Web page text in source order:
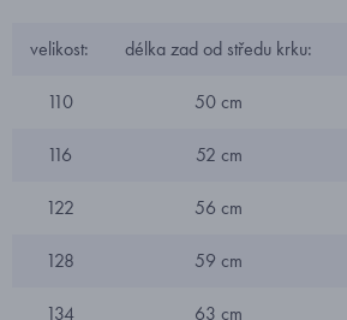
velikost: délka zad od středu krku:
110 50 cm
116 52 cm
122 56 cm
128 59 cm
134 63 cm